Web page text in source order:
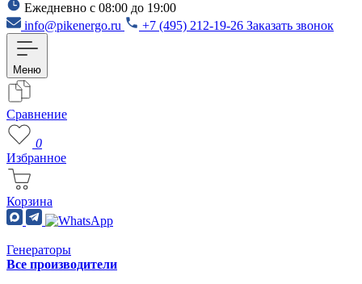
Ежедневно с 08:00 до 19:00
info@pikenergo.ru
+7 (495) 212-19-26 Заказать звонок
Меню
Сравнение
0
Избранное
Корзина
Генераторы
Все производители